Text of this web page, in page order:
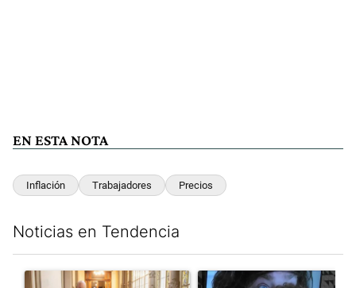
EN ESTA NOTA
Inflación Trabajadores Precios
Noticias en Tendencia
Un artículo de tendencia con el título "El Gobierno cedió en
Un artículo de tendencia con